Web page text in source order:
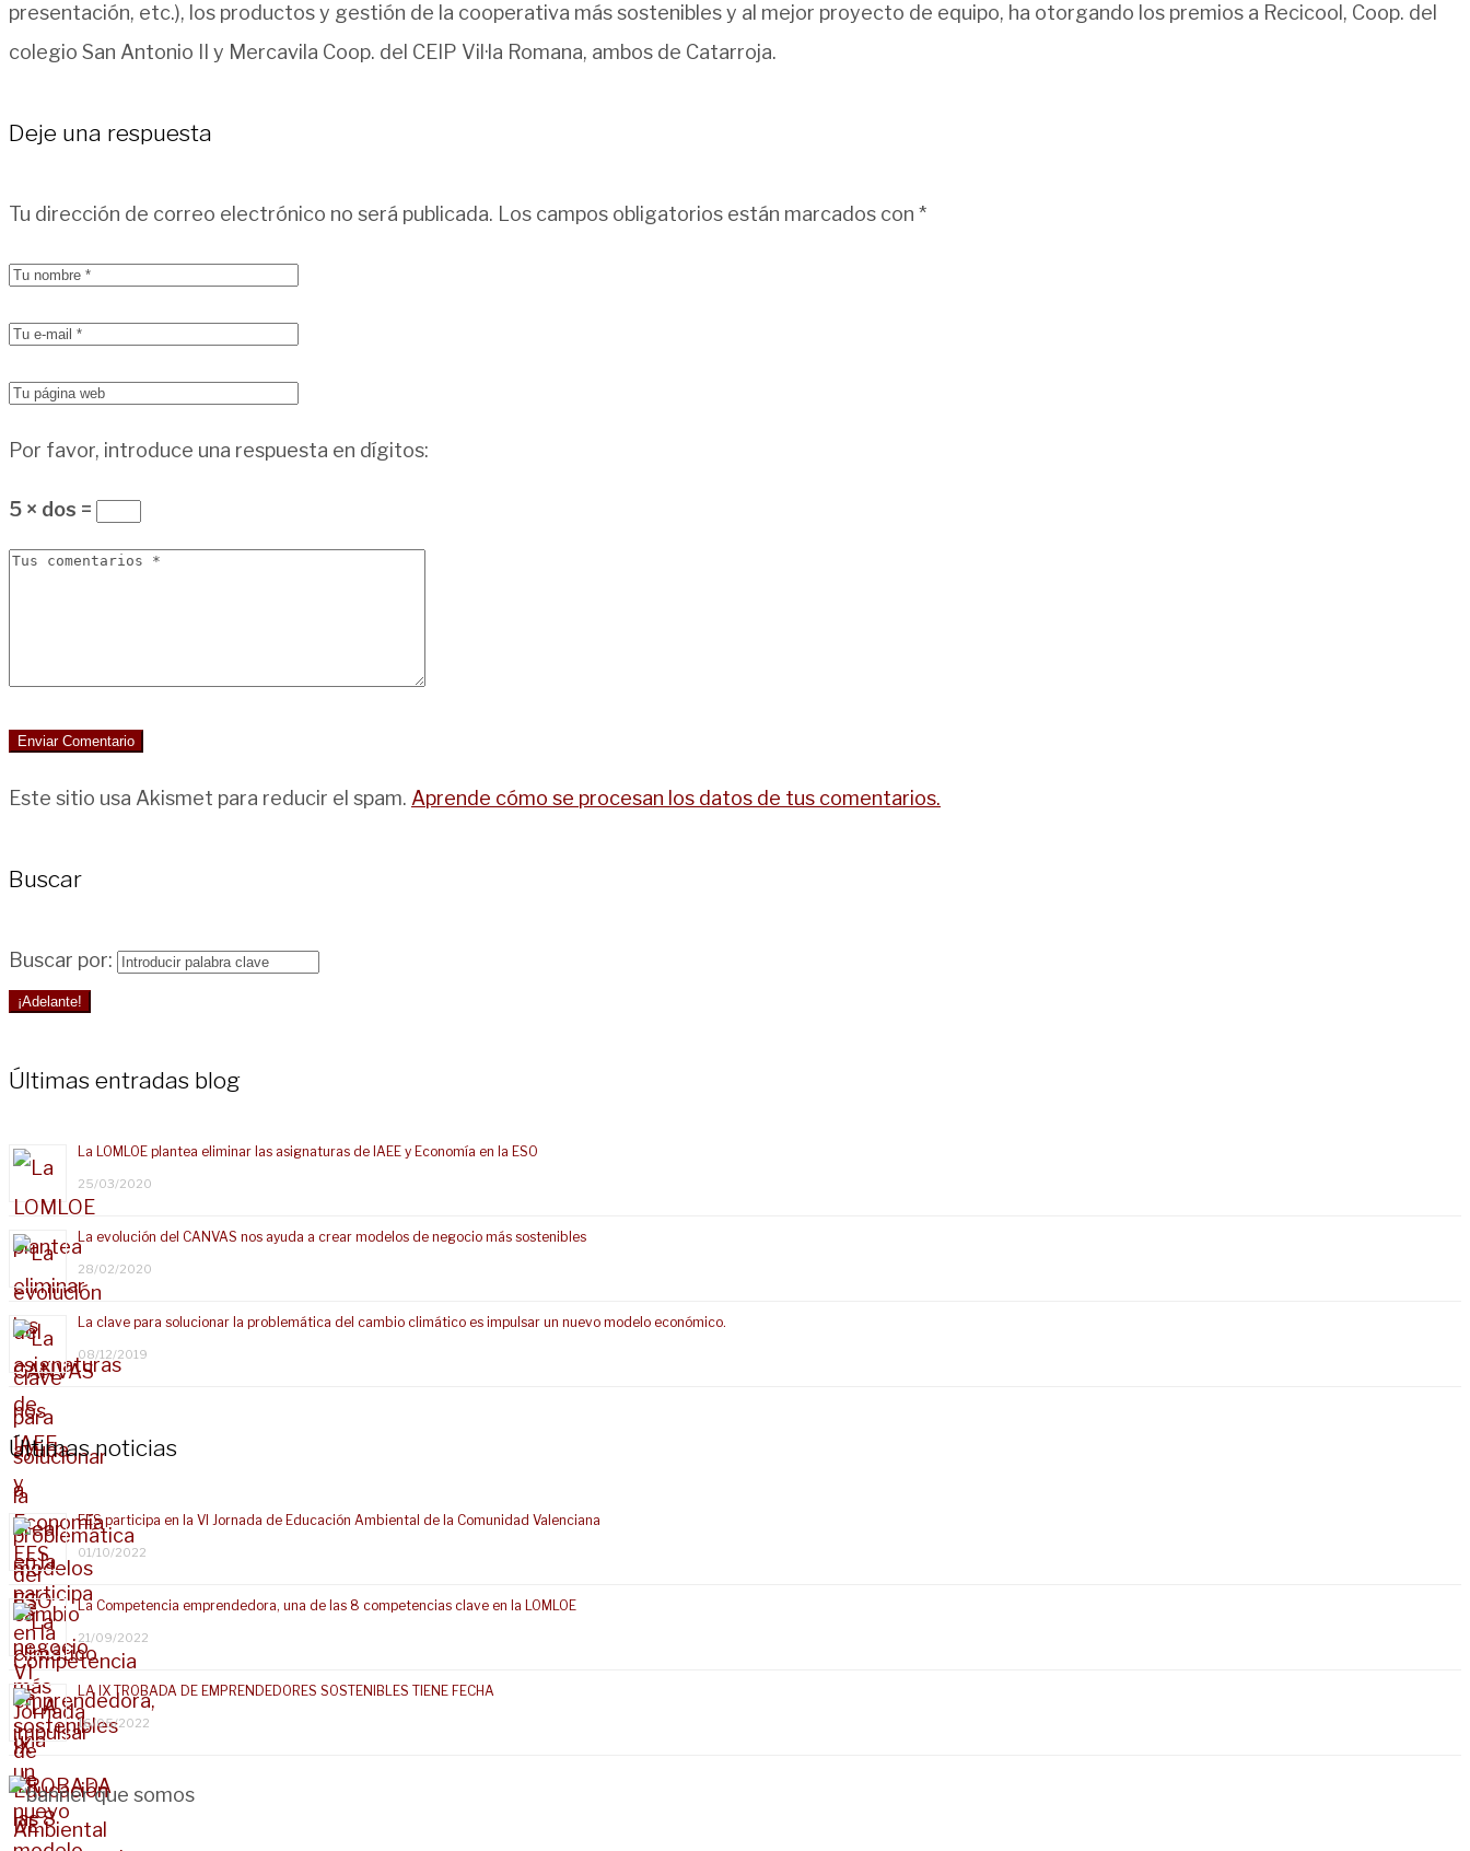
presentación, etc.), los productos y gestión de la cooperativa más sostenibles y al mejor proyecto de equipo, ha otorgando los premios a Recicool, Coop. del
colegio San Antonio II y Mercavila Coop. del CEIP Vil·la Romana, ambos de Catarroja.
Deje una respuesta
Tu dirección de correo electrónico no será publicada. Los campos obligatorios están marcados con *
Por favor, introduce una respuesta en dígitos:
5 × dos =
Este sitio usa Akismet para reducir el spam. Aprende cómo se procesan los datos de tus comentarios.
Buscar
Buscar por:
¡Adelante!
Últimas entradas blog
La LOMLOE plantea eliminar las asignaturas de IAEE y Economía en la ESO
25/03/2020
La evolución del CANVAS nos ayuda a crear modelos de negocio más sostenibles
28/02/2020
La clave para solucionar la problemática del cambio climático es impulsar un nuevo modelo económico.
08/12/2019
Últimas noticias
EES participa en la VI Jornada de Educación Ambiental de la Comunidad Valenciana
01/10/2022
La Competencia emprendedora, una de las 8 competencias clave en la LOMLOE
21/09/2022
LA IX TROBADA DE EMPRENDEDORES SOSTENIBLES TIENE FECHA
16/05/2022